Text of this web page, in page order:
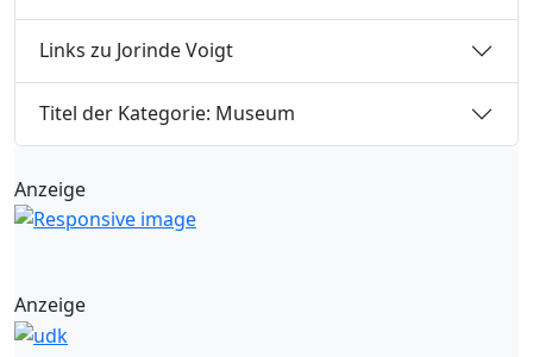
Links zu Jorinde Voigt
Titel der Kategorie: Museum
Anzeige
Anzeige